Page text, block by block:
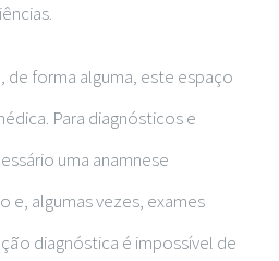
de forma alguma, este espaço
Para diagnósticos e
uma anamnese
e, algumas vezes, exames
diagnóstica é impossível de